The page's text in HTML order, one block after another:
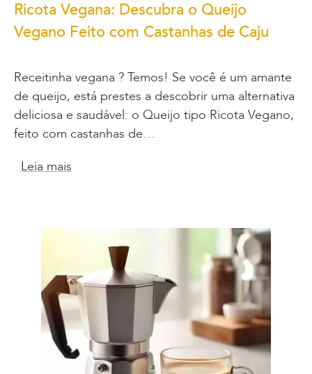
Ricota Vegana: Descubra o Queijo
Vegano Feito com Castanhas de Caju
Receitinha vegana ? Temos! Se você é um amante
de queijo, está prestes a descobrir uma alternativa
deliciosa e saudável: o Queijo tipo Ricota Vegano,
feito com castanhas de…
Leia mais